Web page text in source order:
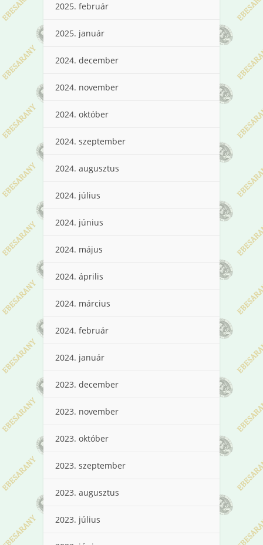
2025. február
2025. január
2024. december
2024. november
2024. október
2024. szeptember
2024. augusztus
2024. július
2024. június
2024. május
2024. április
2024. március
2024. február
2024. január
2023. december
2023. november
2023. október
2023. szeptember
2023. augusztus
2023. július